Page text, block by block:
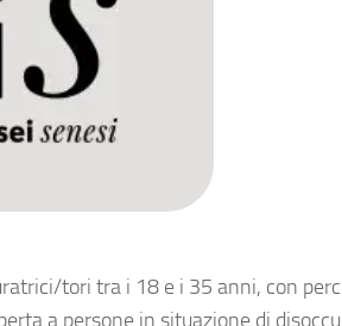
tori tra i 18 e i 35 anni, con
a persone in situazione di